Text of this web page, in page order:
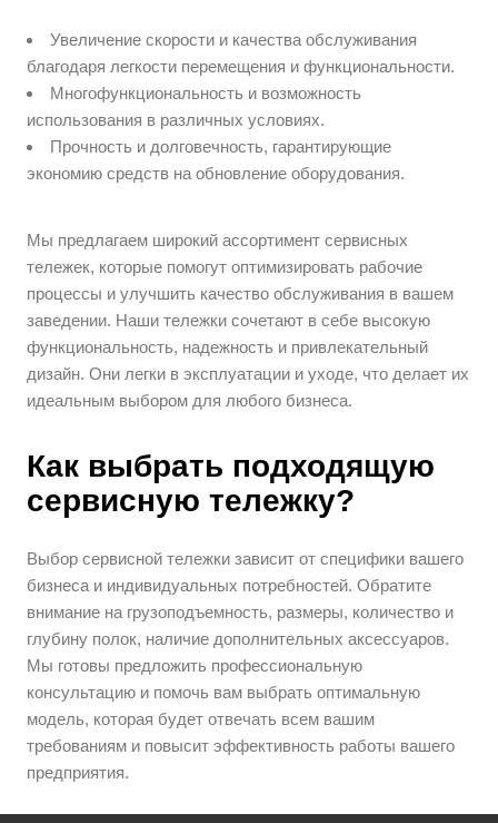
Увеличение скорости и качества обслуживания
благодаря легкости перемещения и функциональности.
Многофункциональность и возможность
использования в различных условиях.
Прочность и долговечность, гарантирующие
экономию средств на обновление оборудования.
Мы предлагаем широкий ассортимент сервисных
тележек, которые помогут оптимизировать рабочие
процессы и улучшить качество обслуживания в вашем
заведении. Наши тележки сочетают в себе высокую
функциональность, надежность и привлекательный
дизайн. Они легки в эксплуатации и уходе, что делает их
идеальным выбором для любого бизнеса.
Как выбрать подходящую
сервисную тележку?
Выбор сервисной тележки зависит от специфики вашего
бизнеса и индивидуальных потребностей. Обратите
внимание на грузоподъемность, размеры, количество и
глубину полок, наличие дополнительных аксессуаров.
Мы готовы предложить профессиональную
консультацию и помочь вам выбрать оптимальную
модель, которая будет отвечать всем вашим
требованиям и повысит эффективность работы вашего
предприятия.